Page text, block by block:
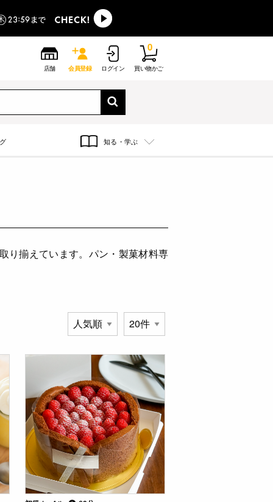
店舗 会員登録 ログイン 買い物かご
0
知る・学ぶ
り揃えています。パン・製菓材料専